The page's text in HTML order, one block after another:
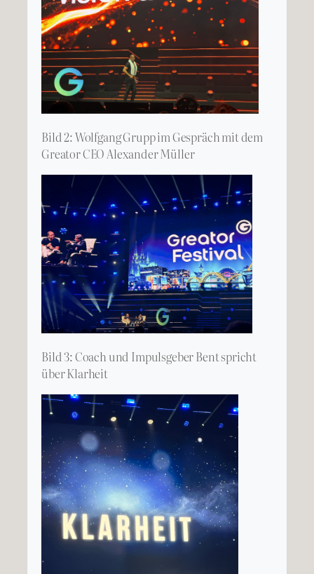
Bild 2: Wolfgang Grupp im Gespräch mit dem
Greator CEO Alexander Müller
Bild 3: Coach und Impulsgeber Bent spricht
über Klarheit